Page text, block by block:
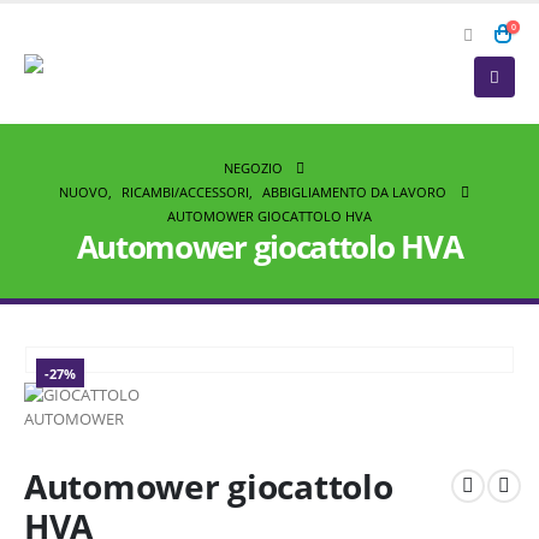
0
NEGOZIO
NUOVO, RICAMBI/ACCESSORI, ABBIGLIAMENTO DA LAVORO
AUTOMOWER GIOCATTOLO HVA
Automower giocattolo HVA
-27%
Automower giocattolo
HVA